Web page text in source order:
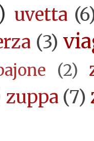
uvetta
(3)
(2)
zuppa (7)